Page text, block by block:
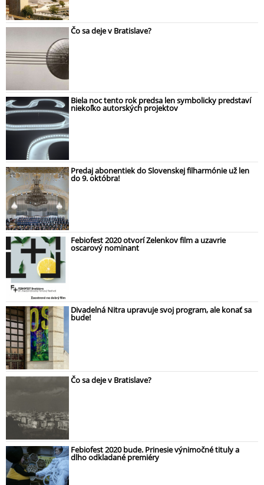
Čo sa deje v Bratislave?
Biela noc tento rok predsa len symbolicky predstaví
niekoľko autorských projektov
Predaj abonentiek do Slovenskej filharmónie už len
do 9. októbra!
Febiofest 2020 otvorí Zelenkov film a uzavrie
oscarový nominant
Divadelná Nitra upravuje svoj program, ale konať sa
bude!
Čo sa deje v Bratislave?
Febiofest 2020 bude. Prinesie výnimočné tituly a
dlho odkladané premiéry